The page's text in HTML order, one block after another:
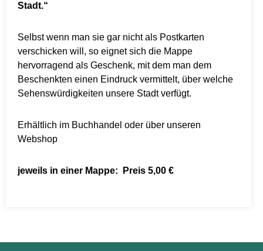
Stadt.“
Selbst wenn man sie gar nicht als Postkarten
verschicken will, so eignet sich die Mappe
hervorragend als Geschenk, mit dem man dem
Beschenkten einen Eindruck vermittelt, über welche
Sehenswürdigkeiten unsere Stadt verfügt.
Erhältlich im Buchhandel oder über unseren
Webshop
jeweils in einer Mappe: Preis 5,00 €